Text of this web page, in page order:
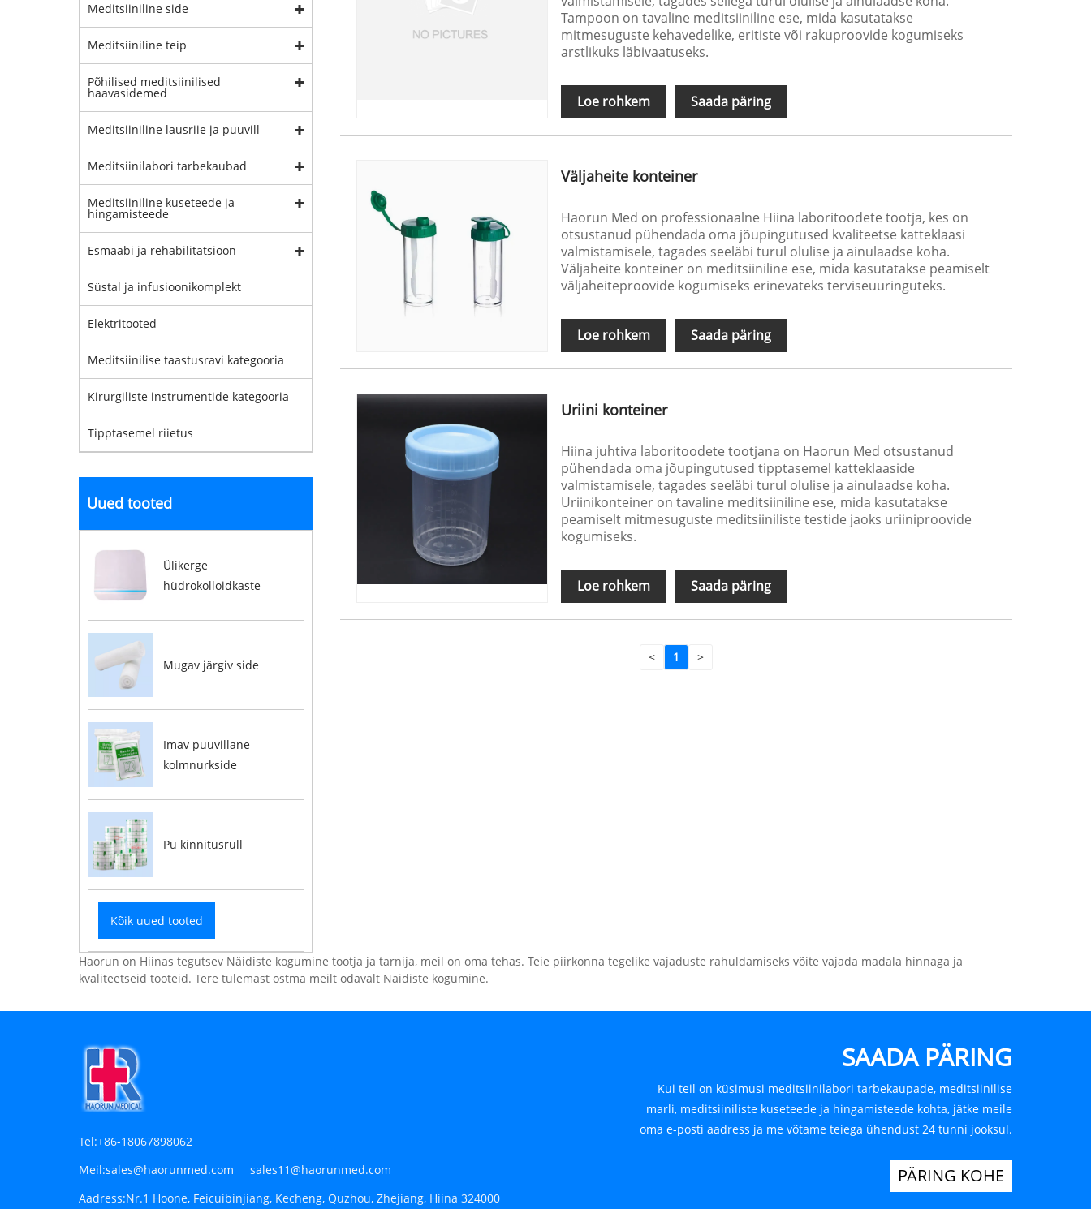
Meditsiiniline side
Meditsiiniline teip
Põhilised meditsiinilised
haavasidemed
Meditsiiniline lausriie ja puuvill
Meditsiinilabori tarbekaubad
Meditsiiniline kuseteede ja
hingamisteede
Esmaabi ja rehabilitatsioon
Süstal ja infusioonikomplekt
Elektritooted
Meditsiinilise taastusravi kategooria
Kirurgiliste instrumentide kategooria
Tipptasemel riietus
Uued tooted
Ülikerge
hüdrokolloidkaste
Mugav järgiv side
Imav puuvillane
kolmnurkside
Pu kinnitusrull
Kõik uued tooted
Tampoon on tavaline meditsiiniline ese, mida kasutatakse
mitmesuguste kehavedelike, eritiste või rakuproovide kogumiseks
arstlikuks läbivaatuseks.
Loe rohkem Saada päring
Väljaheite konteiner
Haorun Med on professionaalne Hiina laboritoodete tootja, kes on
otsustanud pühendada oma jõupingutused kvaliteetse katteklaasi
valmistamisele, tagades seeläbi turul olulise ja ainulaadse koha.
Väljaheite konteiner on meditsiiniline ese, mida kasutatakse peamiselt
väljaheiteproovide kogumiseks erinevateks terviseuuringuteks.
Loe rohkem Saada päring
Uriini konteiner
Hiina juhtiva laboritoodete tootjana on Haorun Med otsustanud
pühendada oma jõupingutused tipptasemel katteklaaside
valmistamisele, tagades seeläbi turul olulise ja ainulaadse koha.
Uriinikonteiner on tavaline meditsiiniline ese, mida kasutatakse
peamiselt mitmesuguste meditsiiniliste testide jaoks uriiniproovide
kogumiseks.
Loe rohkem Saada päring
< 1 >
Haorun on Hiinas tegutsev Näidiste kogumine tootja ja tarnija, meil on oma tehas. Teie piirkonna tegelike vajaduste rahuldamiseks võite vajada madala hinnaga ja
kvaliteetseid tooteid. Tere tulemast ostma meilt odavalt Näidiste kogumine.
Tel:+86-18067898062
Meil:sales@haorunmed.com sales11@haorunmed.com
Aadress:Nr.1 Hoone, Feicuibinjiang, Kecheng, Quzhou, Zhejiang, Hiina 324000
SAADA PÄRING
Kui teil on küsimusi meditsiinilabori tarbekaupade, meditsiinilise
marli, meditsiiniliste kuseteede ja hingamisteede kohta, jätke meile
oma e-posti aadress ja me võtame teiega ühendust 24 tunni jooksul.
PÄRING KOHE